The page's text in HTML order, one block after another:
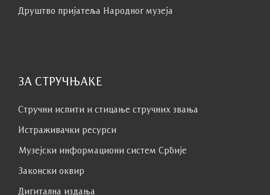
Друштво пријатеља Народног музеја
ЗА СТРУЧЊАКЕ
Стручни испити и стицање стручних звања
Истраживачки ресурси
Музејски информациони систем Србије
Законски оквир
Дигитална издања